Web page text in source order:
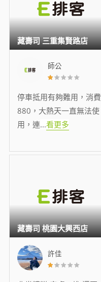
師公
停車抵用有夠難用，消費
880，大熱天一直無法使
用，連...看更多
藏壽司 三重集賢路店
許佳
藏壽司 桃園大興西店